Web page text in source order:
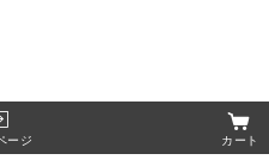
ージ カート